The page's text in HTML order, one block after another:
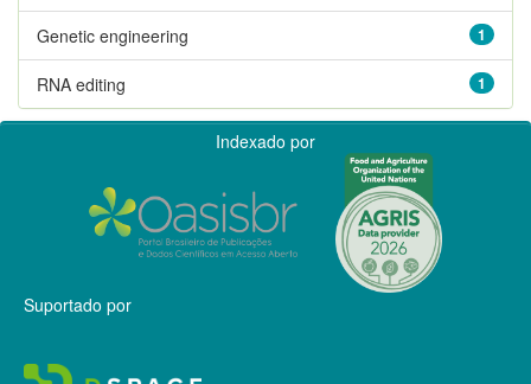
1
Genetic engineering
1
RNA editing
Indexado por
Suportado por